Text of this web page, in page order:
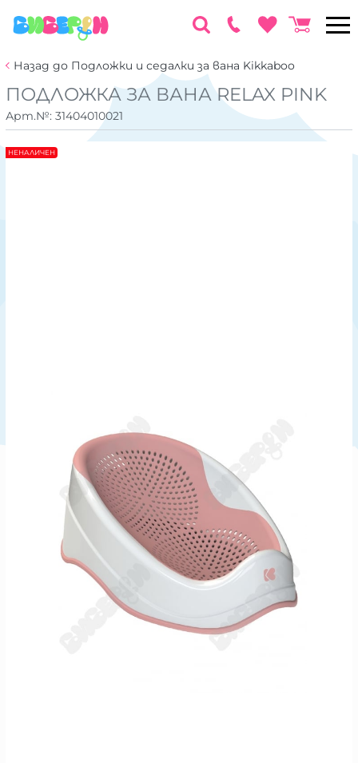
Назад до Подложки и седалки за вана Kikkaboo
ПОДЛОЖКА ЗА ВАНА RELAX PINK
Арт.№: 31404010021
НЕНАЛИЧЕН